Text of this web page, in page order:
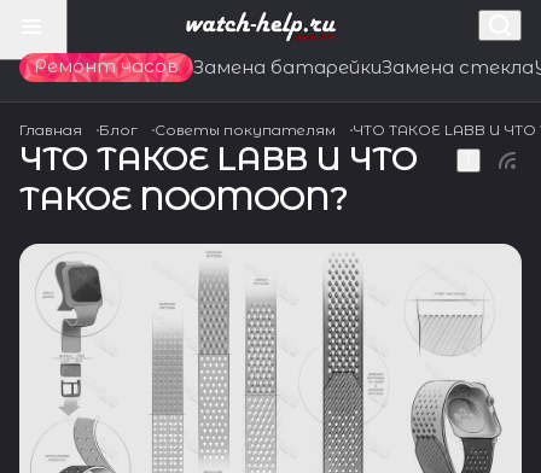
Ремонт часов Замена батарейкиЗамена стекла
Главная Блог Советы покупателям ЧТО ТАКОЕ LABB И
ЧТО ТАКОЕ LABB И ЧТО
ТАКОЕ NOOMOON?